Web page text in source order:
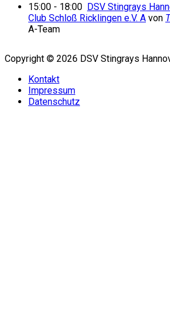
15:00 - 18:00 DSV Stingrays
Club Schloß Ricklingen e.V. A von
A-Team
Copyright © 2026 DSV Stingrays
Kontakt
Impressum
Datenschutz